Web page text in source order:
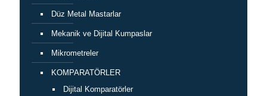
Düz Metal Mastarlar
Mekanik ve Dijital Kumpaslar
Mikrometreler
KOMPARATÖRLER
Dijital Komparatörler